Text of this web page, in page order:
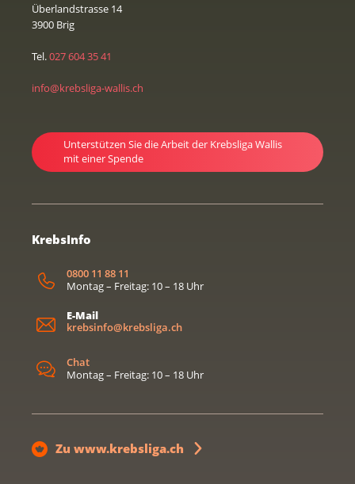
Überlandstrasse 14
3900 Brig
Tel.027 604 35 41
info@krebsliga-wallis.ch
Unterstützen Sie die Arbeit der Krebsliga Wallis
mit einer Spende
KrebsInfo
0800 11 88 11
Montag – Freitag: 10 – 18 Uhr
E-Mail
krebsinfo@krebsliga.ch
Chat
Montag – Freitag: 10 – 18 Uhr
Zu www.krebsliga.ch